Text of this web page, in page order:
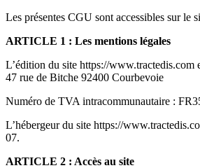
Les présentes CGU sont accessibles sur le
ARTICLE 1 : Les mentions légales
L’édition du site https://www.tractedis.com
47 rue de Bitche 92400 Courbevoie
Numéro de TVA intracommunautaire :
L’hébergeur du site https://
07.
ARTICLE 2 : Accès au site